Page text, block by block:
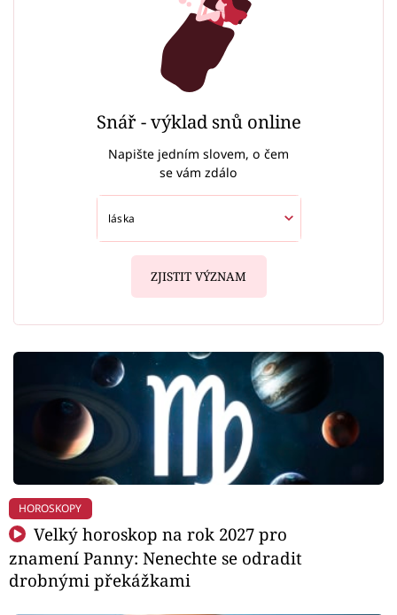
Snář - výklad snů online
Napište jedním slovem, o čem
se vám zdálo
ZJISTIT VÝZNAM
HOROSKOPY
Velký horoskop na rok 2027 pro
znamení Panny: Nenechte se odradit
drobnými překážkami